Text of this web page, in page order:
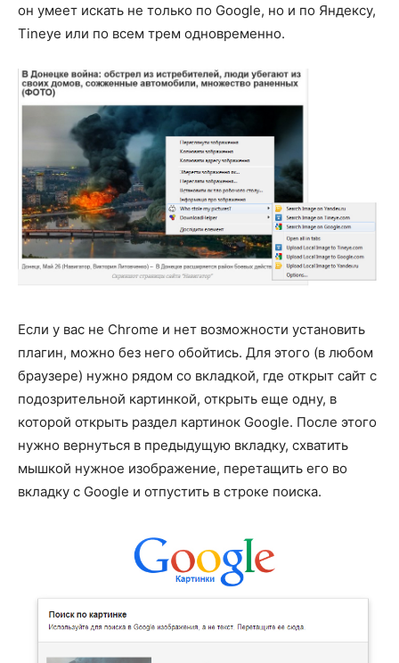
он умеет искать не только по Google, но и по Яндексу,
Tineye или по всем трем одновременно.
Если у вас не Chrome и нет возможности установить
плагин, можно без него обойтись. Для этого (в любом
браузере) нужно рядом со вкладкой, где открыт сайт с
подозрительной картинкой, открыть еще одну, в
которой открыть раздел картинок Google. После этого
нужно вернуться в предыдущую вкладку, схватить
мышкой нужное изображение, перетащить его во
вкладку с Google и отпустить в строке поиска.